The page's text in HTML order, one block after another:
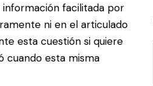
información facilitada por
ni en el articulado
esta cuestión si quiere
cuando esta misma